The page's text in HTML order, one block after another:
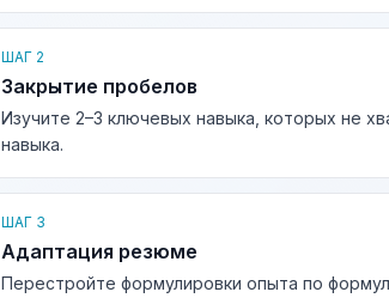
ШАГ 2
Закрытие пробелов
Изучите 2–3 ключевых навыка, которых не
навыка.
ШАГ 3
Адаптация резюме
Перестройте формулировки опыта по